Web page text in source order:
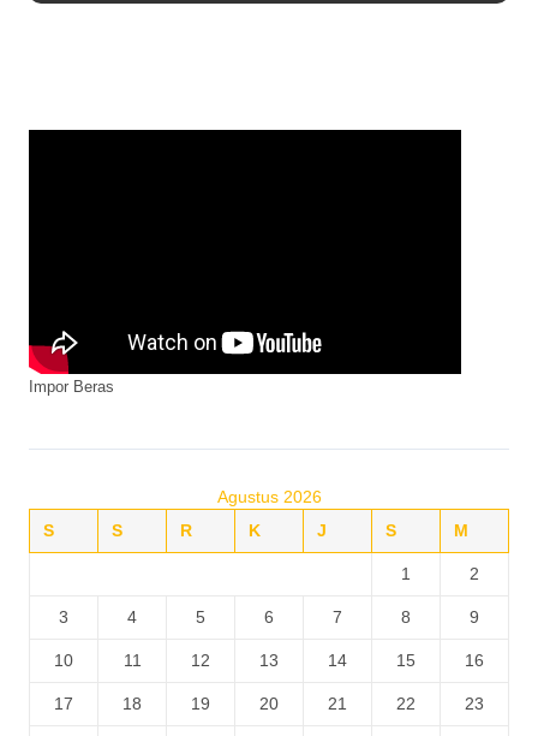
Impor Beras
Agustus 2026
S
S R K J S M
1 2
3 4 5 6 7 8 9
10 11 12 13 14 15 16
17 18 19 20 21 22 23